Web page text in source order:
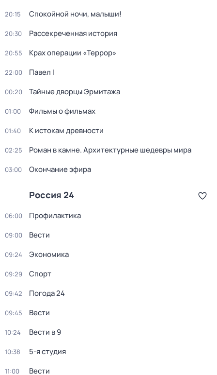
20:15 Спокойной ночи, малыши!
20:30 Рассекреченная история
20:55 Крах операции «Террор»
22:00 Павел I
00:20 Тайные дворцы Эрмитажа
01:00 Фильмы о фильмах
01:40 К истокам древности
02:25 Роман в камне. Архитектурные шедевры мира
03:00 Окончание эфира
Россия 24
06:00 Профилактика
09:00 Вести
09:24 Экономика
09:29 Спорт
09:42 Погода 24
09:45 Вести
10:24 Вести в 9
10:38 5-я студия
11:00 Вести